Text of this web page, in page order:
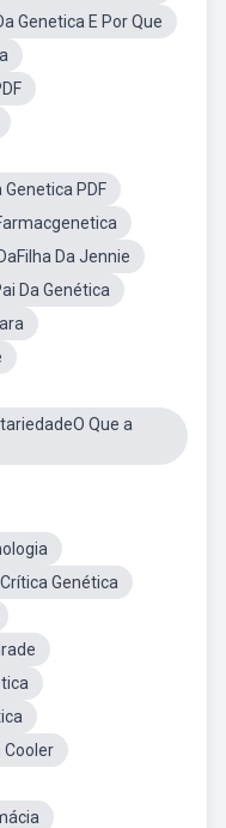
Genetica E Por Que
Genetica PDF
Da Jennie
Da Genética
Que a
Genética
Cooler